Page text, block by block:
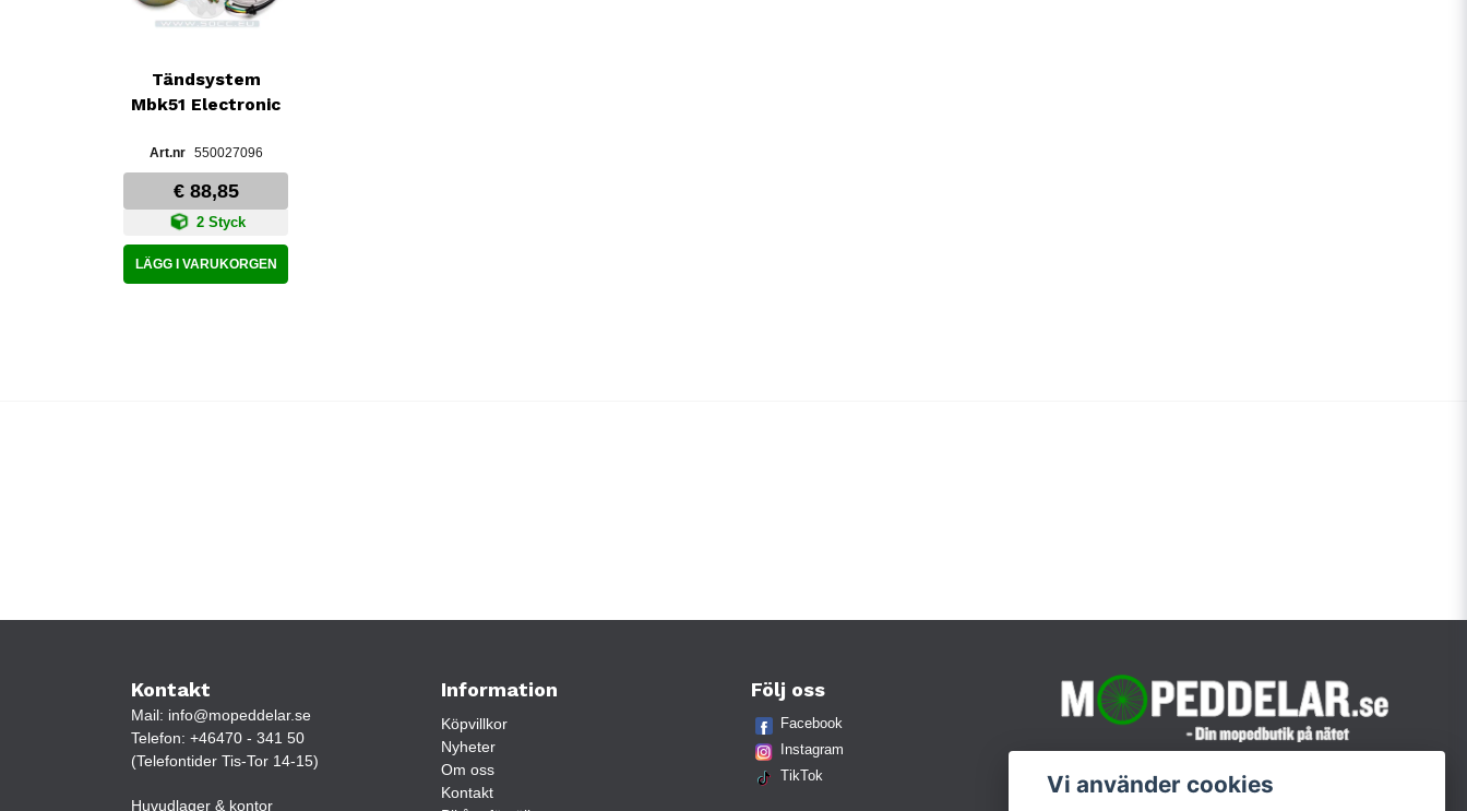
Tändsystem
Mbk51 Electronic
550027096
€ 88,85
2 Styck
LÄGG I VARUKORGEN
Kontakt
Mail: info@mopeddelar.se
Telefon: +46470 - 341 50
(Telefontider Tis-Tor 14-15)
Huvudlager & kontor
Information
Köpvillkor
Nyheter
Om oss
Kontakt
Följ oss
Facebook
Instagram
TikTok
Vi använder cookies